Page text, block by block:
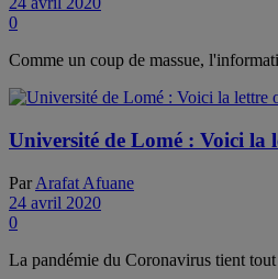
0
Comme un coup de massue,
Université de Lomé : Voici
Par Arafat Afuane
24 avril 2020
0
La pandémie du Coronavirus tient